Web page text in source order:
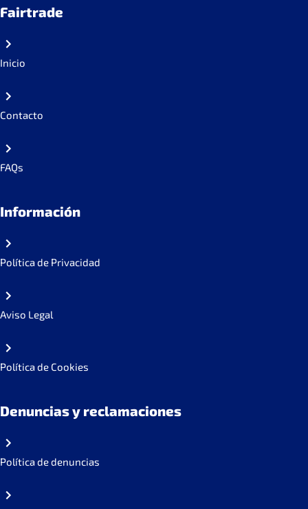
Fairtrade
Inicio
Contacto
FAQs
Información
Política de Privacidad
Aviso Legal
Política de Cookies
Denuncias y reclamaciones
Política de denuncias